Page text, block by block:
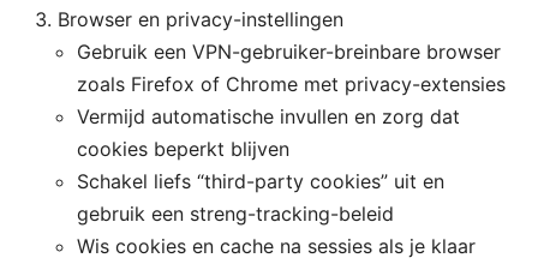
Browser en privacy-instellingen
Gebruik een VPN-gebruiker-breinbare browser
zoals Firefox of Chrome met privacy-extensies
Vermijd automatische invullen en zorg dat
cookies beperkt blijven
Schakel liefs “third-party cookies” uit en
gebruik een streng-tracking-beleid
Wis cookies en cache na sessies als je klaar